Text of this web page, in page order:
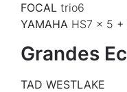
FOCAL trio6
YAMAHA HS7 x 5 +
Grandes
TAD WESTLAKE